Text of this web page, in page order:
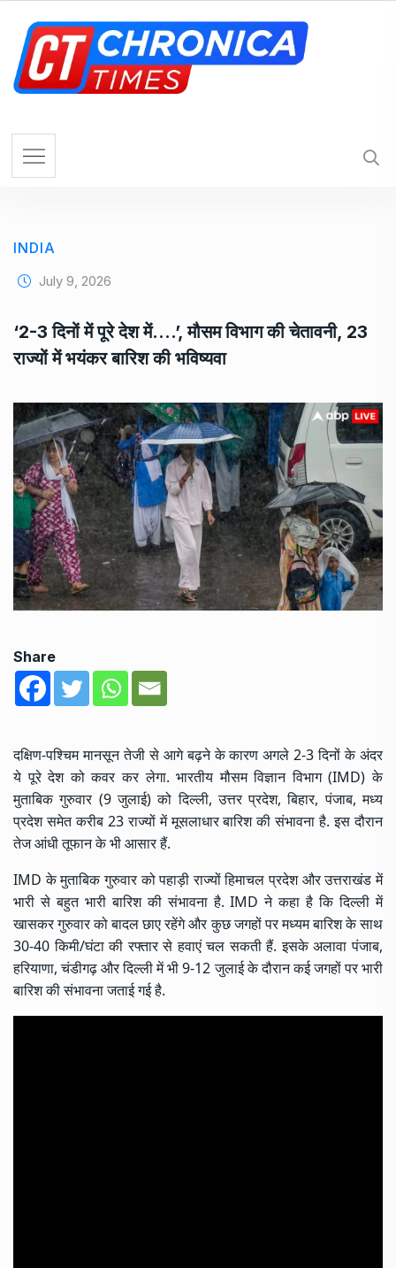
INDIA
July 9, 2026
‘2-3 दिनों में पूरे देश में….’, मौसम विभाग की चेतावनी, 23
राज्यों में भयंकर बारिश की भविष्यवा
Share
दक्षिण-पश्चिम मानसून तेजी से आगे बढ़ने के कारण अगले 2-3 दिनों के अंदर
ये पूरे देश को कवर कर लेगा. भारतीय मौसम विज्ञान विभाग (IMD) के
मुताबिक गुरुवार (9 जुलाई) को दिल्ली, उत्तर प्रदेश, बिहार, पंजाब, मध्य
प्रदेश समेत करीब 23 राज्यों में मूसलाधार बारिश की संभावना है. इस दौरान
तेज आंधी तूफान के भी आसार हैं.
IMD के मुताबिक गुरुवार को पहाड़ी राज्यों हिमाचल प्रदेश और उत्तराखंड में
भारी से बहुत भारी बारिश की संभावना है. IMD ने कहा है कि दिल्ली में
खासकर गुरुवार को बादल छाए रहेंगे और कुछ जगहों पर मध्यम बारिश के साथ
30-40 किमी/घंटा की रफ्तार से हवाएं चल सकती हैं. इसके अलावा पंजाब,
हरियाणा, चंडीगढ़ और दिल्ली में भी 9-12 जुलाई के दौरान कई जगहों पर भारी
बारिश की संभावना जताई गई है.